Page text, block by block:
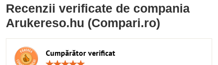
Recenzii verificate de compania
Arukereso.hu (Compari.ro)
Cumpărător verificat